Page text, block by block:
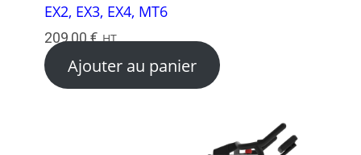
EX2, EX3, EX4, MT6
209,00€ HT
Ajouter au panier